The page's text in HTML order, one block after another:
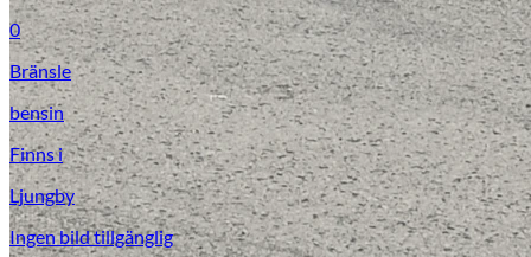
Laga stenskott
0
Bränsle
bensin
Finns i
Ljungby
Ingen bild tillgänglig